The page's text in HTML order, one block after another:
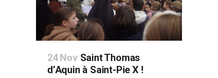
24 Nov Saint Thomas
d’Aquin à Saint-Pie X !